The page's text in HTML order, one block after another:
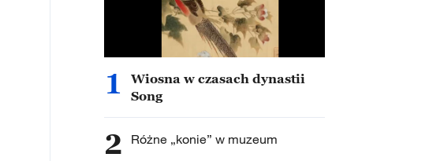
1
Wiosna w czasach dynastii
Song
2 Różne „konie” w muzeum